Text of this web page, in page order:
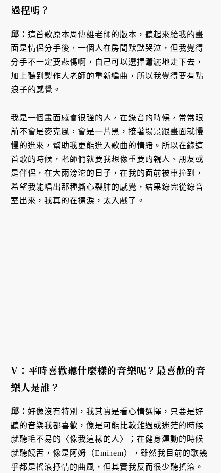
過程嗎？
邱：這首歌原本周傳雄老師的版本，聽起來給我的畫
面是情侶分手後，一個人在房間默默哭泣，但我覺得
分手不一定要悲傷啊，自己可以選擇瀟灑地走下去，
加上聽到製作人老師的重新編曲，所以我覺得要有點
浪子的感覺。
我是一個畫面感會很強的人，在錄音的時候，常常眼
前不會是麥克風，會是一片黑，接著場景跟畫面就慢
慢的進來，幫助我更能進入歌曲的情緒。所以在錄這
首歌的時候，老師們就要我想像重要的親人、朋友或
是伴侶，在大雨滂沱的日子，在我的面前被車撞到，
希望我能唱出那種撕心裂肺的感覺，結果錄完從錄音
室出來，我真的在擦淚，太入戲了。
V：平時喜歡聽什麼樣的音樂呢？最喜歡的音
樂人是誰？
邱：好像沒有特別，我其實是看心情選擇，只要是好
聽的音樂我都喜歡，像是可能比較難過或迷茫的時候
就聽毛不易的〈像我這樣的人〉；在健身運動的時候
就聽饒舌，像是阿姆（Eminem），雖然我目前的歌幾
乎都是搖滾抒情的曲風，但其實我反而很少聽搖滾。